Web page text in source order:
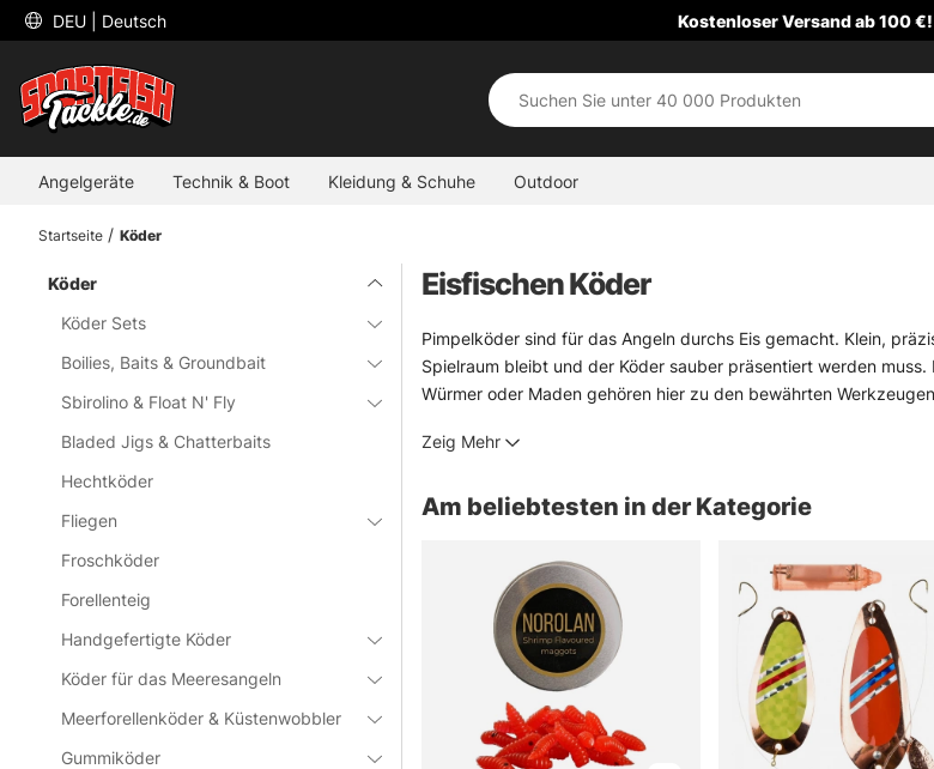
DEU | Deutsch Kostenloser Versand ab 100 €!
Angelgeräte Technik & Boot Kleidung & Schuhe Outdoor
Startseite Köder
Köder
Köder Sets
Boilies, Baits & Groundbait
Sbirolino & Float N' Fly
Bladed Jigs & Chatterbaits
Hechtköder
Fliegen
Froschköder
Forellenteig
Handgefertigte Köder
Köder für das Meeresangeln
Meerforellenköder & Küstenwobbler
Gummiköder
Eisfischen Köder
Pimpelköder sind für das Angeln durchs Eis gemacht. Klein,
Spielraum bleibt und der Köder sauber präsentiert werden
Würmer oder Maden gehören hier zu den bewährten
Helle Farben und UV-aktive Modelle können in trübem Wasser
und künstlichem Köder mehr Ruhe ins System. Klingt simpel, ist
» Zur Hauptkategorie Kunstköder
Häufige Fragen zu Pimpelködern
Was sind Pimpelköder?
Zeig Mehr
Am beliebtesten in der Kategorie